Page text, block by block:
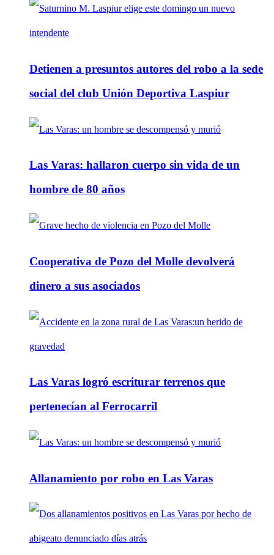
Detienen a presuntos autores del robo a la sede
social del club Unión Deportiva Laspiur
Las Varas: hallaron cuerpo sin vida de un
hombre de 80 años
Cooperativa de Pozo del Molle devolverá
dinero a sus asociados
Las Varas logró escriturar terrenos que
pertenecían al Ferrocarril
Allanamiento por robo en Las Varas